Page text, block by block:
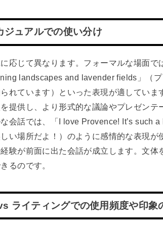
ジュアルでの使い分け
応じて異なります。フォーマルな場面
landscapes and lavender fields」（
れています）といった表現が適してい
提供し、より形式的な議論やプレゼンテ
会話では、「I love Provence! It’s such
い場所だよ！）のように感情的な表現が
験が前面に出た会話が成立します。文
るのです。
ライティングでの使用頻度や印象